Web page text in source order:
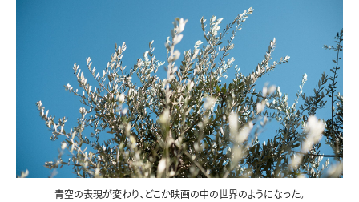
青空の表現が変わり、どこか映画の中の世界のようになった。